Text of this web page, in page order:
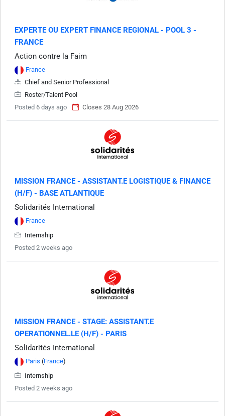
EXPERTE OU EXPERT FINANCE REGIONAL - POOL 3 -
FRANCE
Action contre la Faim
France
Chief and Senior Professional
Roster/Talent Pool
Posted 6 days ago
Closes 28 Aug 2026
MISSION FRANCE - ASSISTANT.E LOGISTIQUE & FINANCE
(H/F) - BASE ATLANTIQUE
Solidarités International
France
Internship
Posted 2 weeks ago
MISSION FRANCE - STAGE: ASSISTANT.E
OPERATIONNEL.LE (H/F) - PARIS
Solidarités International
Paris (France)
Internship
Posted 2 weeks ago